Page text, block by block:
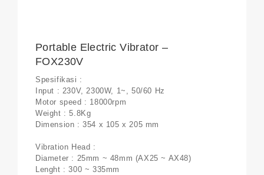
Portable Electric Vibrator –
FOX230V
Spesifikasi :
Input : 230V, 2300W, 1~, 50/60 Hz
Motor speed : 18000rpm
Weight : 5.8Kg
Dimension : 354 x 105 x 205 mm
Vibration Head :
Diameter : 25mm ~ 48mm (AX25 ~ AX48)
Lenght : 300 ~ 335mm